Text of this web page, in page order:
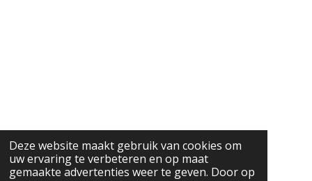
Deze website maakt gebruik van cookies om
uw ervaring te verbeteren en op maat
gemaakte advertenties weer te geven. Door op